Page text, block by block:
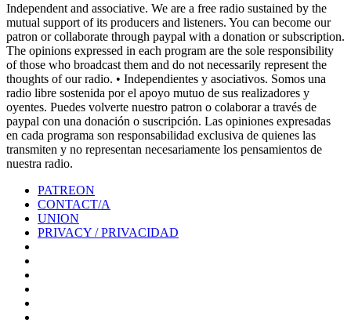
Independent and associative. We are a free radio sustained by the
mutual support of its producers and listeners. You can become our
patron or collaborate through paypal with a donation or subscription.
The opinions expressed in each program are the sole responsibility
of those who broadcast them and do not necessarily represent the
thoughts of our radio. • Independientes y asociativos. Somos una
radio libre sostenida por el apoyo mutuo de sus realizadores y
oyentes. Puedes volverte nuestro patron o colaborar a través de
paypal con una donación o suscripción. Las opiniones expresadas
en cada programa son responsabilidad exclusiva de quienes las
transmiten y no representan necesariamente los pensamientos de
nuestra radio.
PATREON
CONTACT/A
UNION
PRIVACY / PRIVACIDAD